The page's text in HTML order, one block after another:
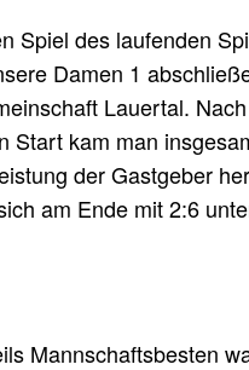
Spiel des laufenden
Damen 1
Lauertal.
Start kam man
der Gastgeber
am Ende mit 2:6
Mannschaftsbesten